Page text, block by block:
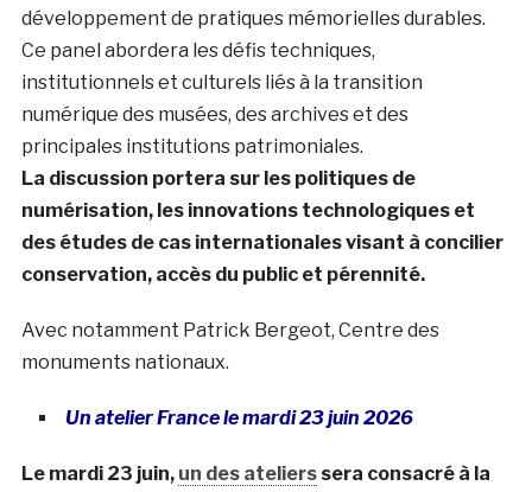
développement de pratiques mémorielles durables.
Ce panel abordera les défis techniques,
institutionnels et culturels liés à la transition
numérique des musées, des archives et des
principales institutions patrimoniales.
La discussion portera sur les politiques de
numérisation, les innovations technologiques et
des études de cas internationales visant à concilier
conservation, accès du public et pérennité.
Avec notamment Patrick Bergeot, Centre des
monuments nationaux.
Un atelier France le mardi 23 juin 2026
Le mardi 23 juin, un des atelierssera consacré à la